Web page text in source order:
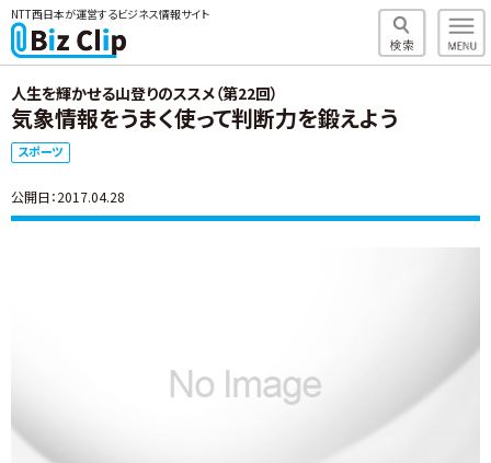
NTT西日本が運営するビジネス情報サイト
人生を輝かせる山登りのススメ（第22回）
気象情報をうまく使って判断力を鍛えよう
スポーツ
公開日：2017.04.28